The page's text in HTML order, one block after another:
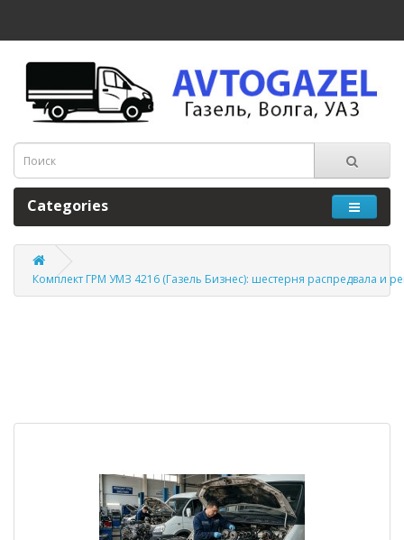
Categories
Комплект ГРМ УМЗ 4216 (Газель Бизнес): шестерня распредвала и